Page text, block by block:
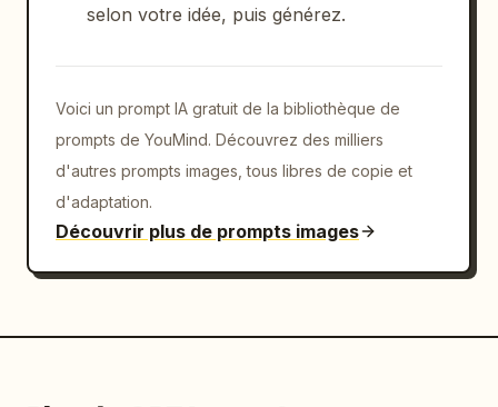
selon votre idée, puis générez.
Voici un prompt IA gratuit de la bibliothèque de
prompts de YouMind. Découvrez des milliers
d'autres prompts images, tous libres de copie et
d'adaptation.
Découvrir plus de prompts images